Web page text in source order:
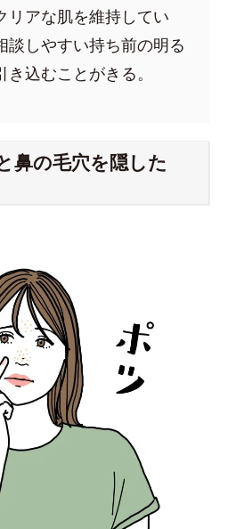
リアな肌を維持してい
談しやすい持ち前の明る
込むことがきる。
鼻の毛穴を隠した